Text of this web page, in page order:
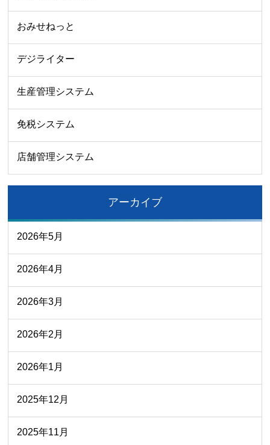
おみせねっと
デジライター
生産管理システム
免税システム
店舗管理システム
アーカイブ
2026年5月
2026年4月
2026年3月
2026年2月
2026年1月
2025年12月
2025年11月